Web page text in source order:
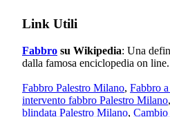
Link Utili
Fabbro su Wikipedia: Una
dalla famosa enciclopedia on line.
Fabbro Palestro Milano, Fabbro
intervento fabbro Palestro Milano,
blindata Palestro Milano, Cambio